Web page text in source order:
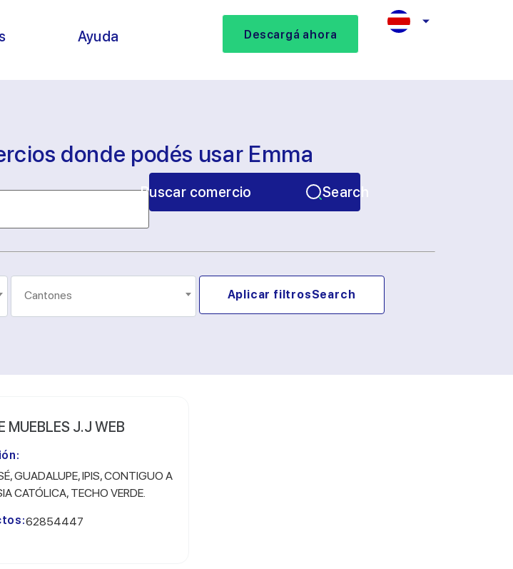
Ayuda Descargá ahora
donde podés usar Emma
Buscar comercio Search
Aplicar filtrosSearch
MUEBLES J.J WEB
GUADALUPE, IPIS, CONTIGUO A
CATÓLICA, TECHO VERDE.
62854447